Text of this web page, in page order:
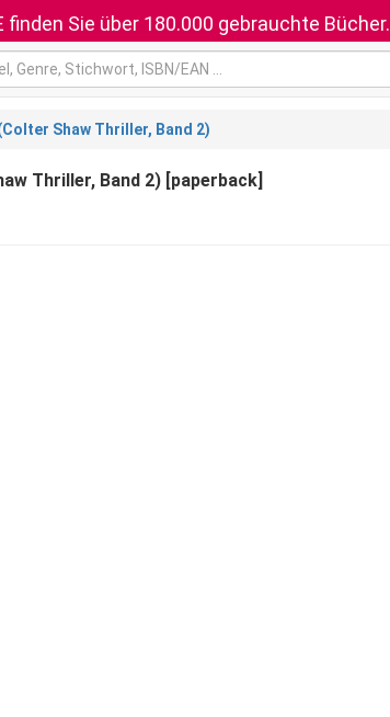
finden Sie über 180.000 gebrauchte Bücher.
Shaw Thriller, Band 2)
Thriller, Band 2) [paperback]